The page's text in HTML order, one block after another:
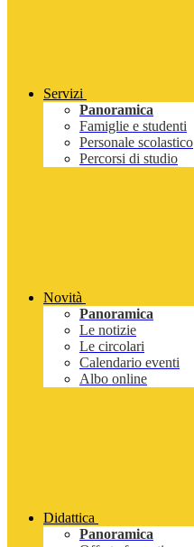
Servizi
Panoramica
Famiglie e studenti
Personale scolastico
Percorsi di studio
Novità
Panoramica
Le notizie
Le circolari
Calendario eventi
Albo online
Didattica
Panoramica